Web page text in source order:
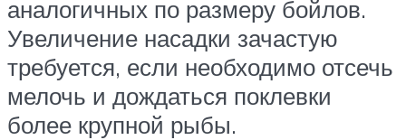
аналогичных по размеру бойлов.
Увеличение насадки зачастую
требуется, если необходимо отсечь
мелочь и дождаться поклевки
более крупной рыбы.